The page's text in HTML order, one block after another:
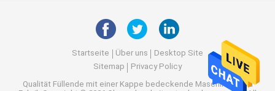
Mit einer Kappe bedeckende Drehmaschine
Plastikflaschen-mit einer Kappe bedeckende Maschine
Glasflaschen-mit einer Kappe bedeckende Maschine
Startseite Über uns
Desktop Site
Sitemap
Privacy Policy
Qualität Füllende mit einer Kappe bedeckende MaschineChina